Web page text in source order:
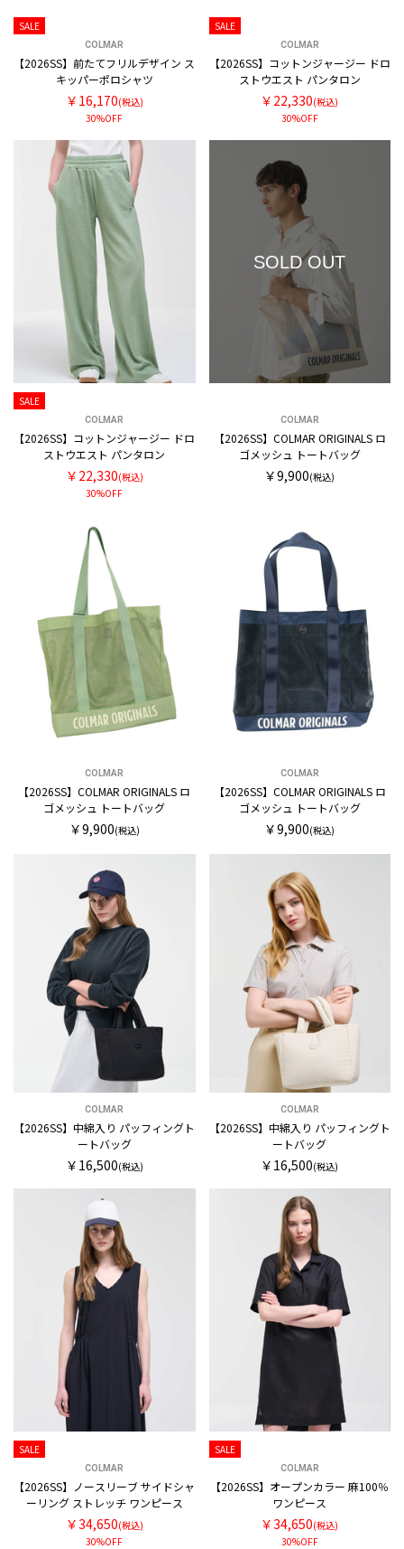
SALE
COLMAR
【2026SS】前たてフリルデザイン ス
キッパーポロシャツ
￥16,170(税込)
30%OFF
SALE
COLMAR
【2026SS】コットンジャージー ドロ
ストウエスト パンタロン
￥22,330(税込)
30%OFF
SALE
COLMAR
【2026SS】コットンジャージー ドロ
ストウエスト パンタロン
￥22,330(税込)
30%OFF
SOLD OUT
COLMAR
【2026SS】COLMAR ORIGINALS ロ
ゴメッシュ トートバッグ
￥9,900(税込)
COLMAR
【2026SS】COLMAR ORIGINALS ロ
ゴメッシュ トートバッグ
￥9,900(税込)
COLMAR
【2026SS】COLMAR ORIGINALS ロ
ゴメッシュ トートバッグ
￥9,900(税込)
COLMAR
【2026SS】中綿入り パッフィングト
ートバッグ
￥16,500(税込)
COLMAR
【2026SS】中綿入り パッフィングト
ートバッグ
￥16,500(税込)
SALE
COLMAR
【2026SS】ノースリーブ サイドシャ
ーリング ストレッチ ワンピース
￥34,650(税込)
30%OFF
SALE
COLMAR
【2026SS】オープンカラー 麻100％
ワンピース
￥34,650(税込)
30%OFF